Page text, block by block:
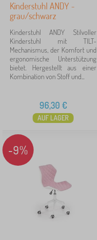
Kinderstuhl ANDY -
grau/schwarz
Kinderstuhl ANDY Stilvoller
Kinderstuhl mit TILT-
Mechanismus, der Komfort und
ergonomische Unterstützung
bietet. Hergestellt aus einer
Kombination von Stoff und...
96,30 €
AUF LAGER
-9%